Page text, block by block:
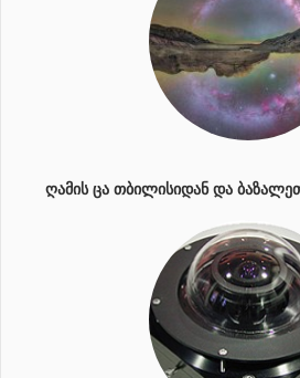
ᲦᲐᲛᲘᲡ ᲪᲐ ᲗᲑᲘᲚᲘᲡᲘᲓᲐᲜ ᲓᲐ